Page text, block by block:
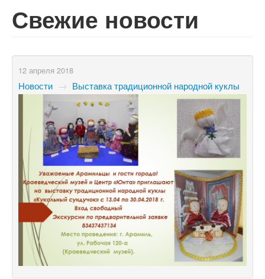
Свежие новости
12 апреля 2018
Новости → Выставка традиционной народной куклы